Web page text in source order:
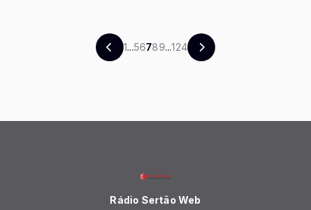
1...56789...124
Rádio Sertão Web